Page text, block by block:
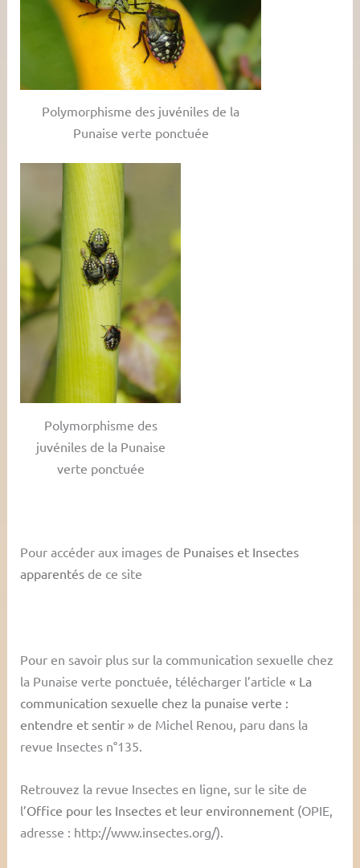
Polymorphisme des juvéniles de la
Punaise verte ponctuée
Polymorphisme des
juvéniles de la Punaise
verte ponctuée
Pour accéder aux images de Punaises et Insectes
apparentés de ce site
Pour en savoir plus sur la communication sexuelle chez
la Punaise verte ponctuée, télécharger l’article« La
communication sexuelle chez la punaise verte :
entendre et sentir » de Michel Renou, paru dans la
revue Insectes n°135.
Retrouvez la revue Insectes en ligne, sur le site de
l’Office pour les Insectes et leur environnement (OPIE,
adresse : http://www.insectes.org/).